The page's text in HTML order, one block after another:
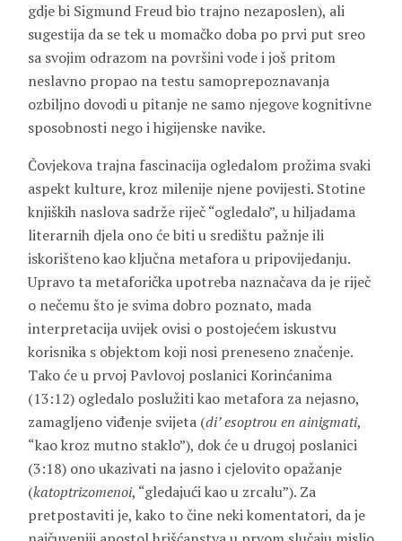
gdje bi Sigmund Freud bio trajno nezaposlen), ali
sugestija da se tek u momačko doba po prvi put sreo
sa svojim odrazom na površini vode i još pritom
neslavno propao na testu samoprepoznavanja
ozbiljno dovodi u pitanje ne samo njegove kognitivne
sposobnosti nego i higijenske navike.
Čovjekova trajna fascinacija ogledalom prožima svaki
aspekt kulture, kroz milenije njene povijesti. Stotine
knjiških naslova sadrže riječ “ogledalo”, u hiljadama
literarnih djela ono će biti u središtu pažnje ili
iskorišteno kao ključna metafora u pripovijedanju.
Upravo ta metaforička upotreba naznačava da je riječ
o nečemu što je svima dobro poznato, mada
interpretacija uvijek ovisi o postojećem iskustvu
korisnika s objektom koji nosi preneseno značenje.
Tako će u prvoj Pavlovoj poslanici Korinćanima
(13:12) ogledalo poslužiti kao metafora za nejasno,
zamagljeno viđenje svijeta (di’ esoptrou en ainigmati,
“kao kroz mutno staklo”), dok će u drugoj poslanici
(3:18) ono ukazivati na jasno i cjelovito opažanje
(katoptrizomenoi, “gledajući kao u zrcalu”). Za
pretpostaviti je, kako to čine neki komentatori, da je